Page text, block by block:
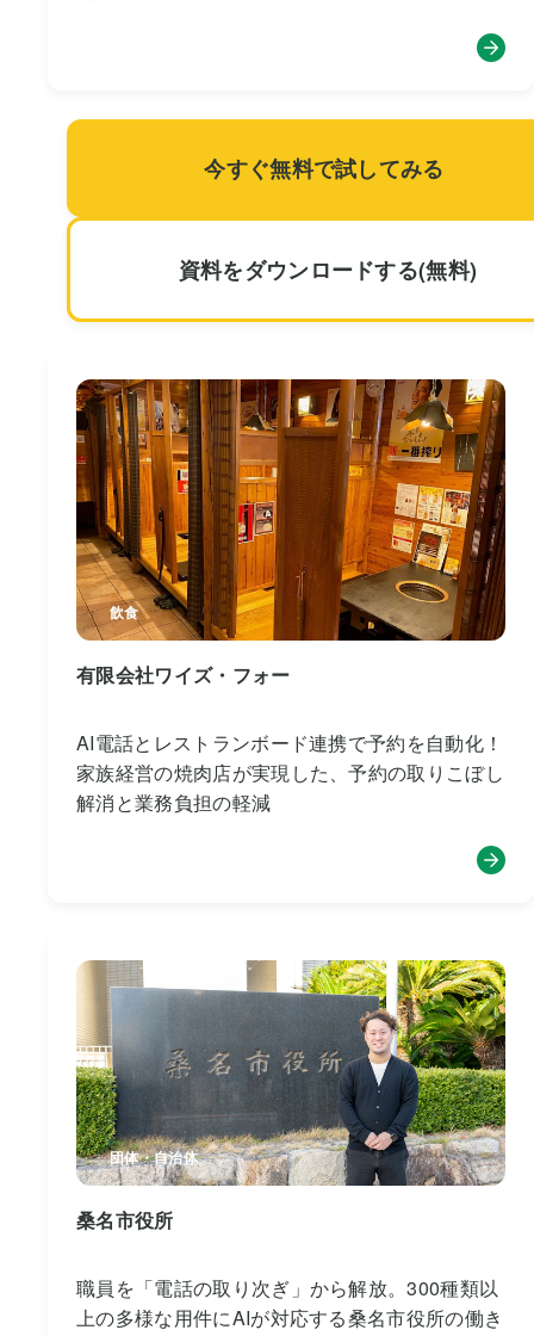
今すぐ無料で試してみる
資料をダウンロードする(無料)
飲食
有限会社ワイズ・フォー
AI電話とレストランボード連携で予約を自動化！
家族経営の焼肉店が実現した、予約の取りこぼし
解消と業務負担の軽減
団体・自治体
桑名市役所
職員を「電話の取り次ぎ」から解放。300種類以
上の多様な用件にAIが対応する桑名市役所の働き